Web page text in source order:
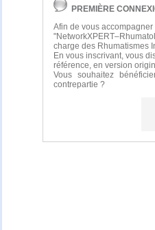
PREMIÈRE
Afin de vous
charge des Rhumatismes
En vous inscrivant, vous
référence, en version
Vous souhaitez
contrepartie ?